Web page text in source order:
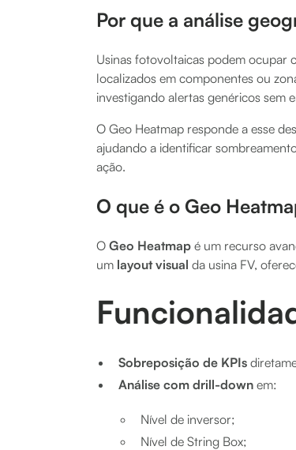
Por que a análise
Usinas fotovoltaicas podem ocupar
localizados em componentes ou
investigando alertas genéricos sem
O Geo Heatmap responde a esse
ajudando a identificar
ação.
O que é o Geo
O Geo Heatmap é um recurso
um layout visual da usina FV,
Sobreposição de KPIs
Análise com drill-down em:
Nível de inversor;
Nível de String Box;